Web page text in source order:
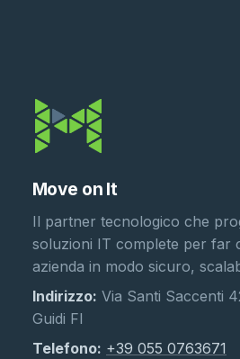
Move on It
Il partner tecnologico che
soluzioni IT complete per far
azienda in modo sicuro,
Indirizzo: Via Santi Saccenti
Guidi FI
Telefono: +39 055 0763671